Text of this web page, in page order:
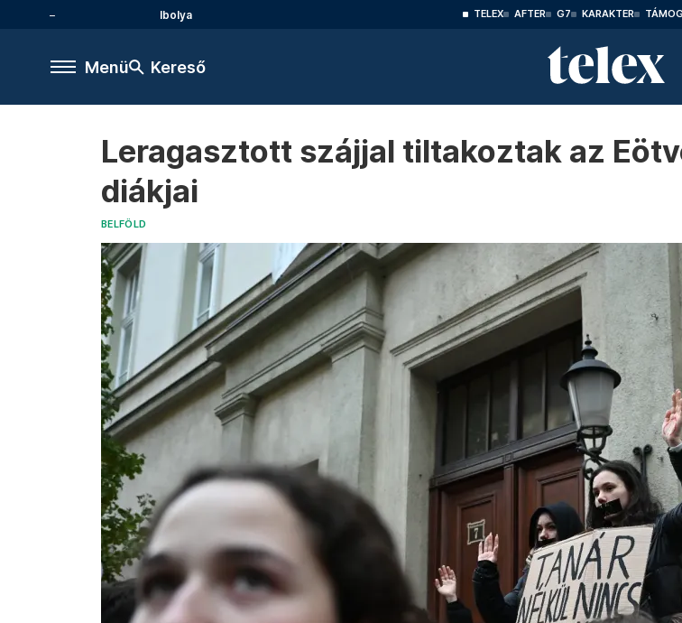
Ibolya TELEX AFTER G7 KARAKTER
Menü Kereső
Leragasztott szájjal tiltakoztak az
diákjai
BELFÖLD